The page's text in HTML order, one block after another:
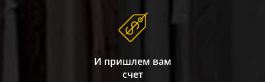
И пришлем вам
счет